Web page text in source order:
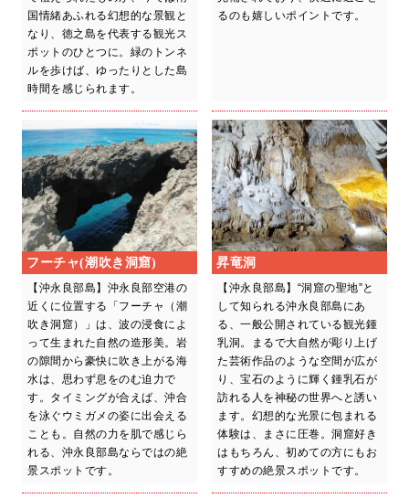
国情緒あふれる幻想的な景観と
なり、徳之島を代表する観光ス
ポットのひとつに。緑のトンネ
ルを歩けば、ゆったりとした島
時間を感じられます。
るのも嬉しいポイントです。
フーチャ(潮吹き洞窟)
【沖永良部島】沖永良部空港の
近くに位置する「フーチャ（潮
吹き洞窟）」は、波の浸食によ
って生まれた自然の造形美。岩
の隙間から豪快に吹き上がる海
水は、思わず息をのむ迫力で
す。タイミングが合えば、沖合
を泳ぐウミガメの姿に出会える
ことも。自然の力を肌で感じら
れる、沖永良部島ならではの絶
景スポットです。
昇竜洞
【沖永良部島】“洞窟の聖地”と
して知られる沖永良部島にあ
る、一般公開されている観光鍾
乳洞。まるで大自然が彫り上げ
た芸術作品のような空間が広が
り、宝石のように輝く鍾乳石が
訪れる人を神秘の世界へと誘い
ます。幻想的な光景に包まれる
体験は、まさに圧巻。洞窟好き
はもちろん、初めての方にもお
すすめの絶景スポットです。